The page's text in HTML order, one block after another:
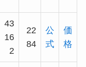
43
16
2
22
84
公
式
価
格